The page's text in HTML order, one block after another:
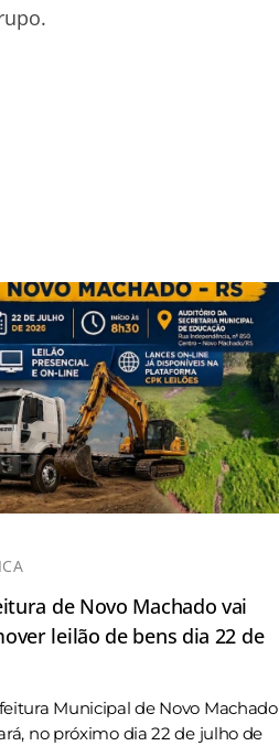
de Novo Machado vai
leilão de bens dia 22 de
Municipal de Novo Machado
no próximo dia 22 de julho de